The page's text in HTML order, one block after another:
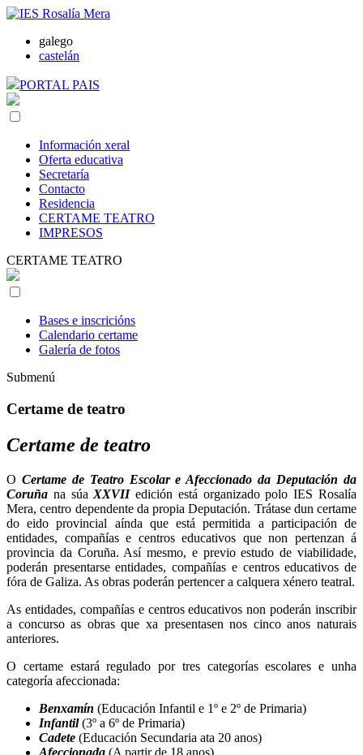
galego
castelán
PORTAL PAIS
Información xeral
Oferta educativa
Secretaría
Contacto
Residencia
CERTAME TEATRO
IMPRESOS
CERTAME TEATRO
Bases e inscricións
Calendario certame
Galería de fotos
Submenú
Certame de teatro
Certame de teatro
O Certame de Teatro Escolar e Afeccionado da Deputación da
Coruña na súa XXVIIedición está organizado polo IES Rosalía
Mera, centro dependente da propia Deputación. Trátase dun certame
do eido provincial aínda que está permitida a participación de
entidades, compañías e centros educativos que non pertenzan á
provincia da Coruña. Así mesmo, e previo estudo de viabilidade,
poderán presentarse entidades, compañías e centros educativos de
fóra de Galiza. As obras poderán pertencer a calquera xénero teatral.
As entidades, compañías e centros educativos non poderán inscribir
a concurso as obras que xa presentasen nos cinco anos naturais
anteriores.
O certame estará regulado por tres categorías escolares e unha
categoría afeccionada:
Benxamín (Educación Infantil e 1º e 2º de Primaria)
Infantil(3º a 6º de Primaria)
Cadete (Educación Secundaria ata 20 anos)
Afeccionada (A partir de 18 anos)